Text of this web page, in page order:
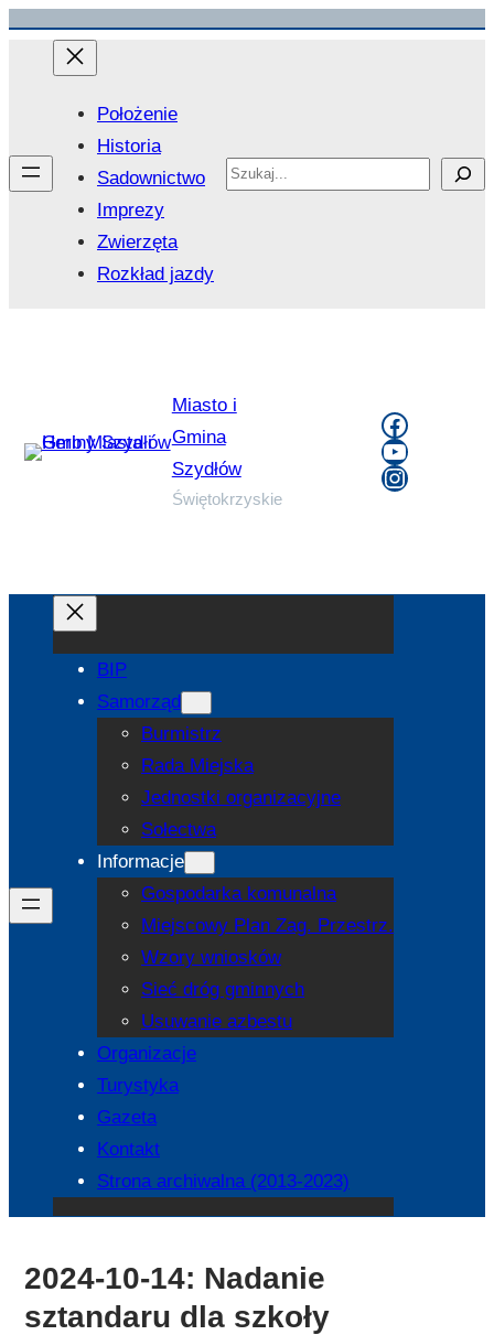
Przejdź
Położenie
Historia
Sadownictwo
Imprezy
Zwierzęta
Rozkład jazdy
Search
Miasto i
Gmina
Szydłów
Świętokrzyskie
YouTube
BIP
Samorząd
Burmistrz
Rada Miejska
Jednostki organizacyjne
Sołectwa
Informacje
Gospodarka komunalna
Miejscowy Plan Zag. Przestrz.
Wzory wniosków
Sieć dróg gminnych
Usuwanie azbestu
Organizacje
Turystyka
Gazeta
Kontakt
Strona archiwalna (2013-2023)
2024-10-14: Nadanie
sztandaru dla szkoły